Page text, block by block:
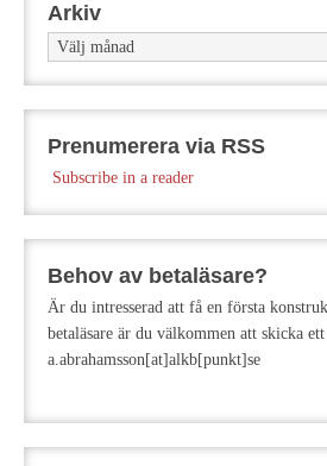
Arkiv
Arkiv
Prenumerera via RSS
Subscribe in a reader
Behov av betaläsare?
Är du intresserad att få en första
betaläsare är du välkommen att skicka
a.abrahamsson[at]alkb[punkt]se